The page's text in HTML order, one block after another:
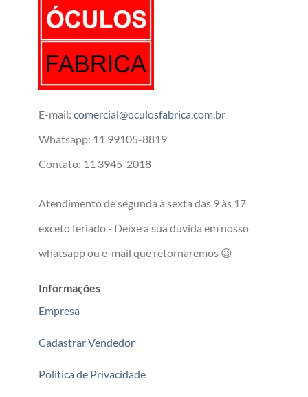
E-mail: comercial@oculosfabrica.com.br
Whatsapp: 11 99105-8819
Contato: 11 3945-2018
Atendimento de segunda à sexta das 9 às 17
exceto feriado - Deixe a sua dúvida em nosso
whatsapp ou e-mail que retornaremos 😉
Informações
Empresa
Cadastrar Vendedor
Politica de Privacidade